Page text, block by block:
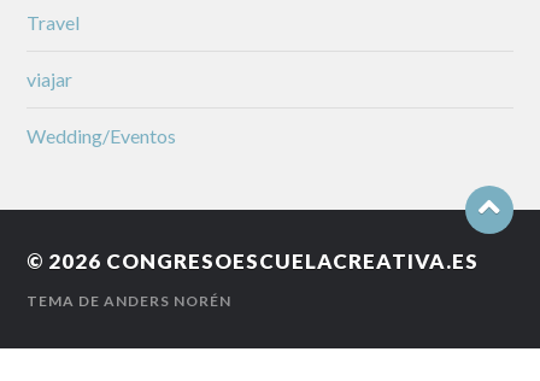
Travel
viajar
Wedding/Eventos
© 2026 CONGRESOESCUELACREATIVA.ES
TEMA DEANDERS NORÉN